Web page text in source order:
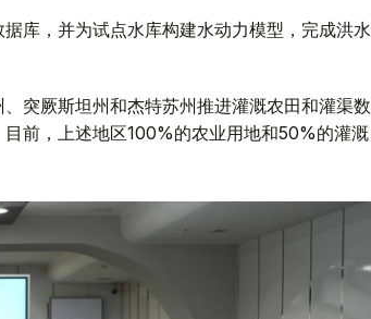
库，并为试点水库构建水动力模型，完成洪水
突厥斯坦州和杰特苏州推进灌溉农田和灌渠数
前，上述地区100%的农业用地和50%的灌溉